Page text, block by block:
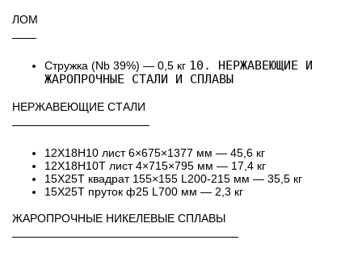
ЛОМ
───
Стружка (Nb 39%) — 0,5 кг 10. НЕРЖАВЕЮЩИЕ И
ЖАРОПРОЧНЫЕ СТАЛИ И СПЛАВЫ
НЕРЖАВЕЮЩИЕ СТАЛИ
─────────────────
12Х18Н10 лист 6×675×1377 мм — 45,6 кг
12Х18Н10Т лист 4×715×795 мм — 17,4 кг
15Х25Т квадрат 155×155 L200-215 мм — 35,5 кг
15Х25Т пруток ф25 L700 мм — 2,3 кг
ЖАРОПРОЧНЫЕ НИКЕЛЕВЫЕ СПЛАВЫ
────────────────────────────